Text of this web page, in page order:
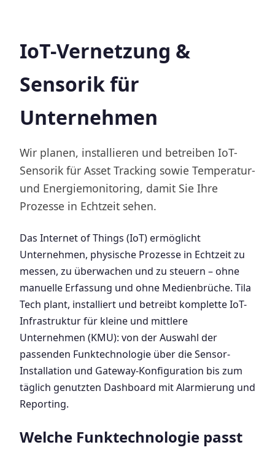
IoT-Vernetzung &
Sensorik für
Unternehmen
Wir planen, installieren und betreiben IoT-
Sensorik für Asset Tracking sowie Temperatur-
und Energiemonitoring, damit Sie Ihre
Prozesse in Echtzeit sehen.
Das Internet of Things (IoT) ermöglicht
Unternehmen, physische Prozesse in Echtzeit zu
messen, zu überwachen und zu steuern – ohne
manuelle Erfassung und ohne Medienbrüche. Tila
Tech plant, installiert und betreibt komplette IoT-
Infrastruktur für kleine und mittlere
Unternehmen (KMU): von der Auswahl der
passenden Funktechnologie über die Sensor-
Installation und Gateway-Konfiguration bis zum
täglich genutzten Dashboard mit Alarmierung und
Reporting.
Welche Funktechnologie passt